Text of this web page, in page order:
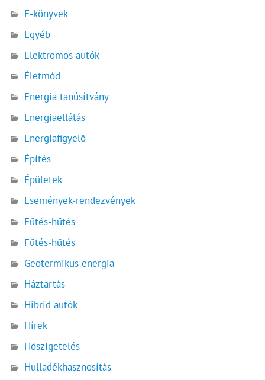
E-könyvek
Egyéb
Elektromos autók
Életmód
Energia tanúsítvány
Energiaellátás
Energiafigyelő
Építés
Épületek
Események-rendezvények
Fűtés-hűtés
Fűtés-hűtés
Geotermikus energia
Háztartás
Hibrid autók
Hírek
Hőszigetelés
Hulladékhasznosítás